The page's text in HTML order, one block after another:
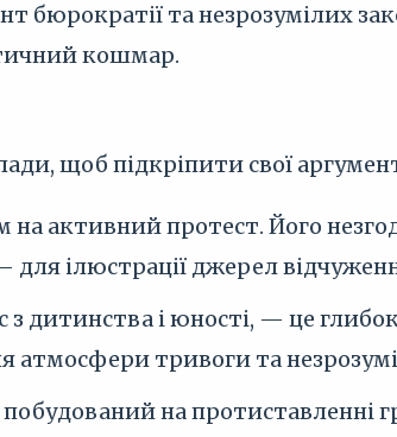
бюрократії та незрозумілих
кошмар.
щоб підкріпити свої
на активний протест. Його
для ілюстрації джерел
з дитинства і юності, — це
атмосфери тривоги та
на протиставленні